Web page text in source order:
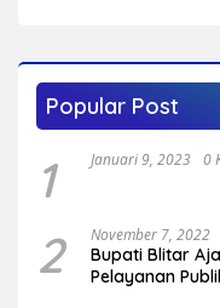
Popular Post
1 Januari 9, 2023 0
2 November 7, 2022
Bupati Blitar
Pelayanan